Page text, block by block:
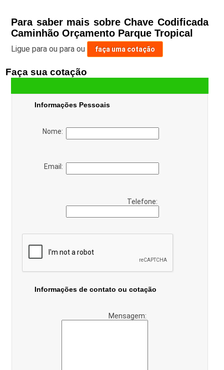
Para saber mais sobre Chave Codificada
Caminhão Orçamento Parque Tropical
Ligue para ou para ou faça uma cotação
Faça sua cotação
Informações Pessoais
Nome:
Email:
Telefone:
Informações de contato ou cotação
Mensagem: